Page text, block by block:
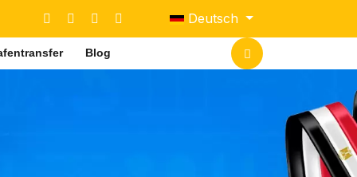
Sprache auswählen
Deutsch
Blog